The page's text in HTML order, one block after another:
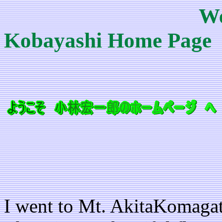
Kobayashi Home Page
I went to Mt.